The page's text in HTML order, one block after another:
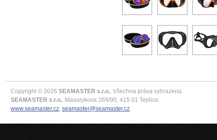
Copyright © 2026SEAMASTER s.r.o. , Všechna práva vyhrazena.
SEAMASTER s.r.o. , Masarykova 269/90, 415 01 Teplice.
www.seamaster.cz ,seamaster@seamaster.cz